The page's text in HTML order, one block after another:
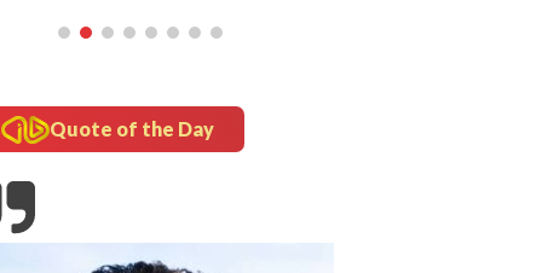
Quote of the Day